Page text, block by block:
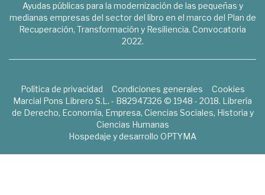
Ayudas públicas para la modernización de las pequeñas y
medianas empresas del sector del libro en el marco del Plan de
Recuperación, Transformación y Resiliencia. Convocatoria
2022.
Política de privacidad Condiciones generales
Cookies
Marcial Pons Librero S.L. - B82947326 © 1948 - 2018. Librería
de Derecho, Economía, Empresa, Ciencias Sociales, Historia y
Ciencias Humanas
Hospedaje y desarrollo OPTYMA